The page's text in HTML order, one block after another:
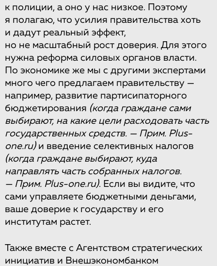
к полиции, а оно у нас низкое. Поэтому
я полагаю, что усилия правительства хоть
и дадут реальный эффект,
но не масштабный рост доверия. Для этого
нужна реформа силовых органов власти.
По экономике же мы с другими экспертами
много чего предлагаем правительству —
например, развитие партисипаторного
бюджетирования (когда граждане сами
выбирают, на какие цели расходовать часть
государственных средств. — Прим. Plus-
one.ru)и введение селективных налогов
(когда граждане выбирают, куда
направлять часть собранных налогов.
— Прим. Plus-one.ru). Если вы видите, что
сами управляете бюджетными деньгами,
ваше доверие к государству и его
институтам растет.
Также вместе с Агентством стратегических
инициатив и Внешэкономбанком